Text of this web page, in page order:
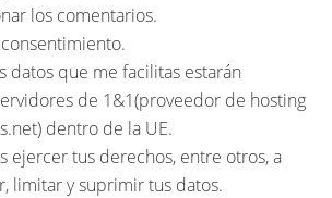
los comentarios.
datos que me facilitas estarán
de 1&1(proveedor de hosting
dentro de la UE.
ejercer tus derechos, entre otros, a
limitar y suprimir tus datos.